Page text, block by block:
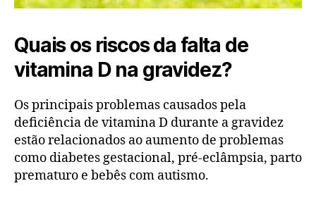
Quais os riscos da falta de
vitamina D na gravidez?
Os principais problemas causados pela
deficiência de vitamina D durante a gravidez
estão relacionados ao aumento de problemas
como diabetes gestacional, pré-eclâmpsia, parto
prematuro e bebês com autismo.